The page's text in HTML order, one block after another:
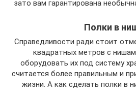
зато вам гарантирована
Полки в
Справедливости ради стоит
квадратных метров с
оборудовать их под систему
считается более правильным и
жизни. А как сделать полки в